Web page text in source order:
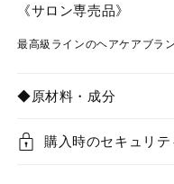
《サロン専売品》
最高級ラインのヘアケアブラ
◆原材料・成分
購入時のセキュリ